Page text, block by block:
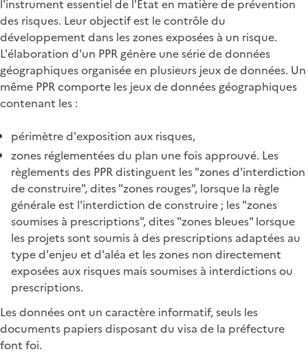
l'instrument essentiel de l'Etat en matière de prévention
des risques. Leur objectif est le contrôle du
développement dans les zones exposées à un risque.
L'élaboration d'un PPR génère une série de données
géographiques organisée en plusieurs jeux de données. Un
même PPR comporte les jeux de données géographiques
contenant les :
périmètre d'exposition aux risques,
zones réglementées du plan une fois approuvé. Les
règlements des PPR distinguent les "zones d'interdiction
de construire", dites "zones rouges", lorsque la règle
générale est l'interdiction de construire ; les "zones
soumises à prescriptions", dites "zones bleues" lorsque
les projets sont soumis à des prescriptions adaptées au
type d'enjeu et d'aléa et les zones non directement
exposées aux risques mais soumises à interdictions ou
prescriptions.
Les données ont un caractère informatif, seuls les
documents papiers disposant du visa de la préfecture
font foi.